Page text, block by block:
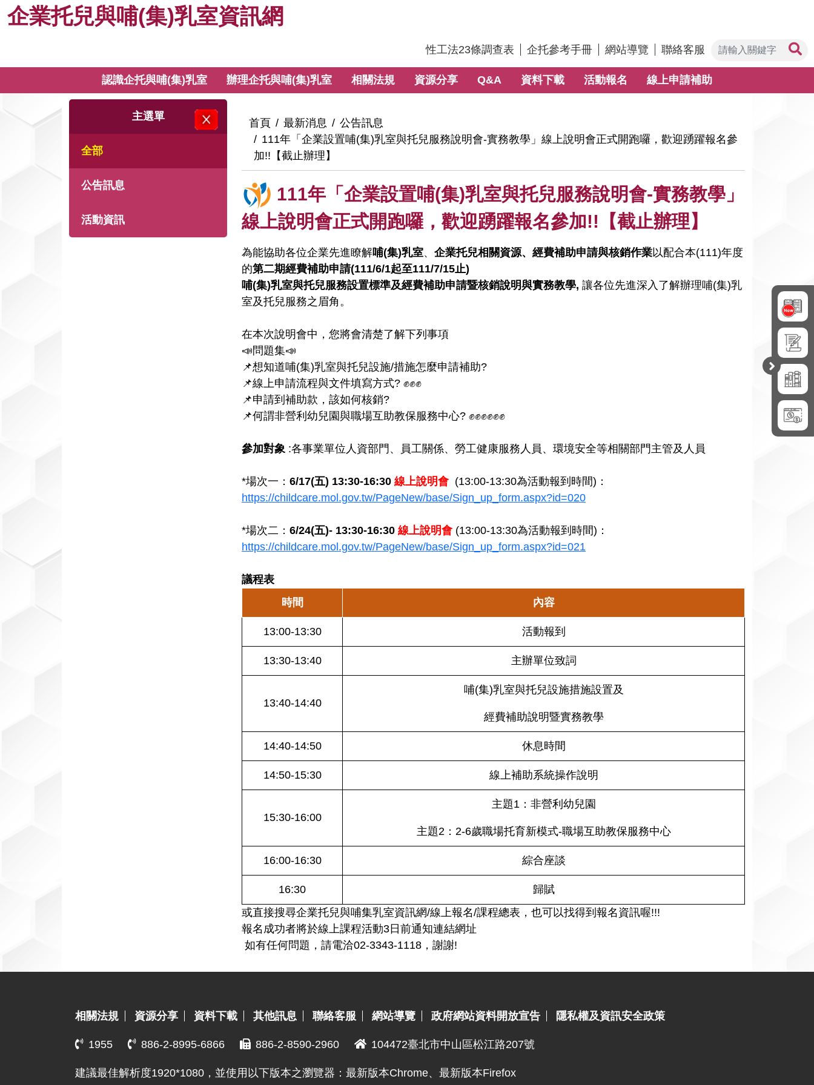
到企
托
兒
企業托兒與哺(集)乳室資訊網
:::
性工法23條調查表 企托參考手冊 網站導覽 聯絡客服
認識企托與哺(集)乳室 辦理企托與哺(集)乳室 相關法規 資源分享 Q&A 資料下載 活動報名 線上申請補助
關閉主選單
主選單
全部
公告訊息
活動資訊
:::
首頁 最新消息
公告訊息
111年「企業設置哺(集)乳室與托兒服務說明會-實務教學」線上說明會正式開跑囉，歡迎踴躍報名參
加!!【截止辦理】
111年「企業設置哺(集)乳室與托兒服務說明會-實務教學」
線上說明會正式開跑囉，歡迎踴躍報名參加!!【截止辦理】
為能協助各位企業先進瞭解哺(集)乳室、 企業托兒相關資源、經費補助申請與核銷作業以配合本(111)年度
的第二期經費補助申請(111/6/1起至111/7/15止)
哺(集)乳室與托兒服務設置標準及經費補助申請暨核銷說明與實務教學, 讓各位先進深入了解辦理哺(集)乳
室及托兒服務之眉角。
在本次說明會中，您將會清楚了解下列事項
📣問題集📣
📌想知道哺(集)乳室與托兒設施/措施怎麼申請補助?
📌線上申請流程與文件填寫方式? ✊✊✊
📌申請到補助款，該如何核銷?
📌何謂非營利幼兒園與職場互助教保服務中心? ✊✊✊✊✊✊
參加對象 :各事業單位人資部門、員工關係、勞工健康服務人員、環境安全等相關部門主管及人員
*場次一： 6/17(五) 13:30-16:30 線上說明會 (13:00-13:30為活動報到時間)：
https://childcare.mol.gov.tw/PageNew/base/Sign_up_form.aspx?id=020
*場次二： 6/24(五)- 13:30-16:30 線上說明會 (13:00-13:30為活動報到時間)：
https://childcare.mol.gov.tw/PageNew/base/Sign_up_form.aspx?id=021
議程表
時間
內容
13:00-13:30 活動報到
13:30-13:40 主辦單位致詞
13:40-14:40
哺(集)乳室與托兒設施措施設置及
經費補助說明暨實務教學
14:40-14:50 休息時間
14:50-15:30 線上補助系統操作說明
15:30-16:00
主題1：非營利幼兒園
主題2：2-6歲職場托育新模式-職場互助教保服務中心
16:00-16:30 綜合座談
16:30
歸賦
或直接搜尋企業托兒與哺集乳室資訊網/線上報名/課程總表，也可以找得到報名資訊喔!!!
報名成功者將於線上課程活動3日前通知連結網址
如有任何問題，請電洽02-3343-1118，謝謝!
:::
相關法規 資源分享 資料下載 其他訊息 聯絡客服 網站導覽 政府網站資料開放宣告 隱私權及資訊安全政策
1955 886-2-8995-6866 886-2-8590-2960 104472臺北市中山區松江路207號
建議最佳解析度1920*1080，並使用以下版本之瀏覽器：最新版本Chrome、最新版本Firefox
開